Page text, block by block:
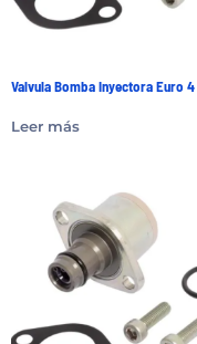
Valvula Bomba Inyectora Euro 4
Leer más